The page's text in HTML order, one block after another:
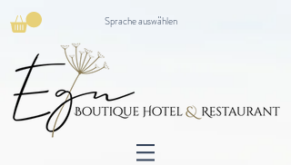
Sprache auswählen